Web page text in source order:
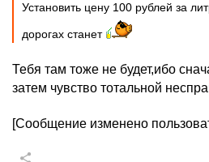
Установить цену 100 рублей за
дорогах станет
Тебя там тоже не будет,ибо
затем чувство тотальной
[Сообщение изменено